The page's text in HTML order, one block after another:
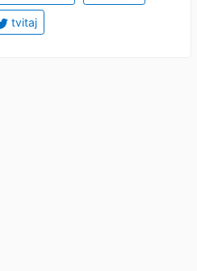
tvitaj